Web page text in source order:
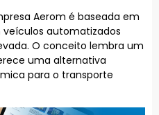
Aerom é baseada em
automatizados
O conceito lembra um
uma alternativa
para o transporte